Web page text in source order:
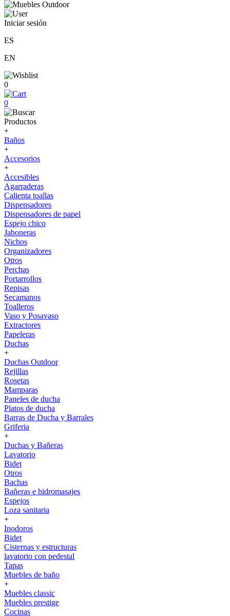
Iniciar sesión
ES
EN
0
0
Productos
+
Baños
+
Accesorios
+
Accesibles
Agarraderas
Calienta toallas
Dispensadores
Dispensadores de papel
Espejo chico
Jaboneras
Nichos
Organizadores
Otros
Perchas
Portarrollos
Repisas
Secamanos
Toalleros
Vaso y Posavaso
Extractores
Papeleras
Duchas
+
Duchas Outdoor
Rejillas
Rosetas
Mamparas
Paneles de ducha
Platos de ducha
Barras de Ducha y Barrales
Griferia
+
Duchas y Bañeras
Lavatorio
Bidet
Otros
Bachas
Bañeras e hidromasajes
Espejos
Loza sanitaria
+
Inodoros
Bidet
Cisternas y estructuras
lavatorio con pedestal
Tapas
Muebles de baño
+
Muebles classic
Muebles prestige
Cocinas